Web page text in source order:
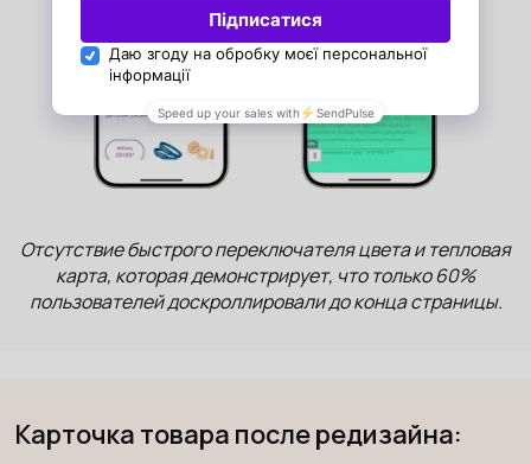
Отсутствие быстрого переключателя цвета и тепловая
карта, которая демонстрирует, что только 60%
пользователей доскроллировали до конца страницы.
Карточка товара после редизайна: